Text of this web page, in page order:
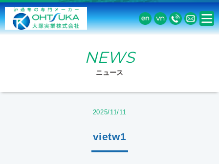
NEWS
ニュース
2025/11/11
vietw1